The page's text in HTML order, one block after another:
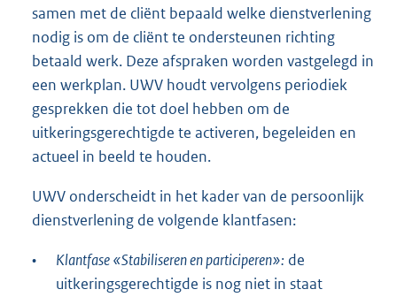
samen met de cliënt bepaald welke dienstverlening
nodig is om de cliënt te ondersteunen richting
betaald werk. Deze afspraken worden vastgelegd in
een werkplan. UWV houdt vervolgens periodiek
gesprekken die tot doel hebben om de
uitkeringsgerechtigde te activeren, begeleiden en
actueel in beeld te houden.
UWV onderscheidt in het kader van de persoonlijk
dienstverlening de volgende klantfasen:
• Klantfase «Stabiliseren en participeren»: de
uitkeringsgerechtigde is nog niet in staat